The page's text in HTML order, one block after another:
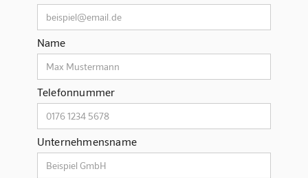
Name
Telefonnummer
Unternehmensname